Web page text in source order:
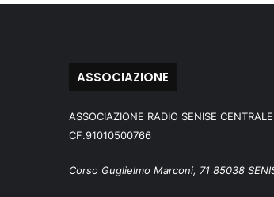
ASSOCIAZIONE
ASSOCIAZIONE RADIO SENISE
CF.91010500766
Corso Guglielmo Marconi, 71 85038